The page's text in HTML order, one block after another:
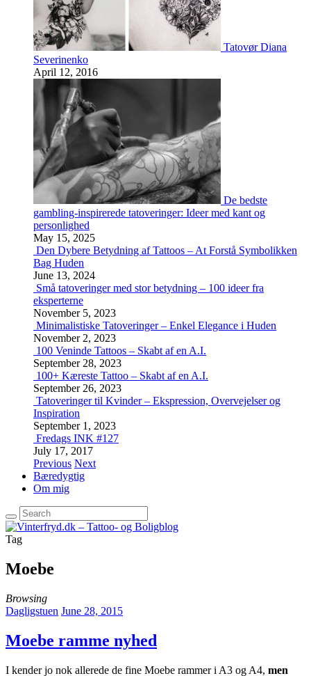
Tatovør Diana
Severinenko
April 12, 2016
De bedste
gambling-inspirerede tatoveringer: Ideer med kant og
personlighed
May 15, 2025
Den Dybere Betydning af Tattoos – At Forstå Symbolikken
Bag Huden
June 13, 2024
Små tatoveringer med stor betydning – 100 ideer fra
eksperterne
November 5, 2023
Minimalistiske Tatoveringer – Enkel Elegance i Huden
November 2, 2023
100 Veninde Tattoos – Skabt af en A.I.
September 28, 2023
100+ Kæreste Tattoo – Skabt af en A.I.
September 26, 2023
Tatoveringer til Kvinder – Ekspression, Overvejelser og
Inspiration
September 1, 2023
Fredags INK #127
July 17, 2017
Previous Next
Bæredygtig
Om mig
Tag
Moebe
Browsing
Dagligstuen June 28, 2015
Moebe ramme nyhed
I kender jo nok allerede de fine Moebe rammer i A3 og A4, men